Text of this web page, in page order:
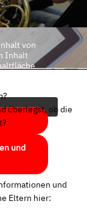
von
Inhalt
und
überlegst, ob die
und
Eltern hier: